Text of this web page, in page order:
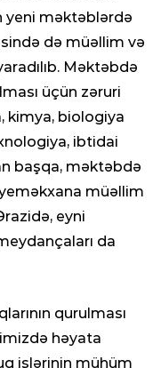
yeni məktəblərdə
də müəllim və
Məktəbdə
üçün zəruri
kimya, biologiya
ibtidai
başqa, məktəbdə
müəllim
eyni
da
qurulması
həyata
işlərinin mühüm